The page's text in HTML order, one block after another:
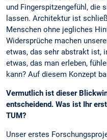
und Fingerspitzengefühl,
lassen. Architektur ist
Menschen ohne jegliches
Widersprüche machen
etwas, das sehr abstrakt ist,
etwas, das man erleben,
kann? Auf diesem Konzept
Vermutlich ist dieser
entscheidend. Was ist Ihr
TUM?
Unser erstes